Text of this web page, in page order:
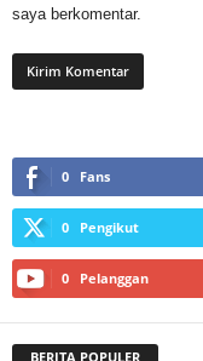
saya berkomentar.
0 Fans
0 Pengikut
0 Pelanggan
BERITA POPULER